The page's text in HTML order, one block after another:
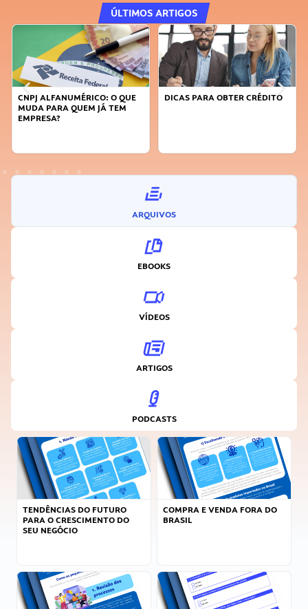
ÚLTIMOS ARTIGOS
CNPJ ALFANUMÉRICO: O QUE
MUDA PARA QUEM JÁ TEM
EMPRESA?
DICAS PARA OBTER CRÉDITO
ARQUIVOS
EBOOKS
VÍDEOS
ARTIGOS
PODCASTS
TENDÊNCIAS DO FUTURO
PARA O CRESCIMENTO DO
SEU NEGÓCIO
COMPRA E VENDA FORA DO
BRASIL